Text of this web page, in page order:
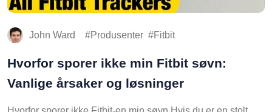
John Ward Produsenter Fitbit
Hvorfor sporer ikke min Fitbit søvn:
Vanlige årsaker og løsninger